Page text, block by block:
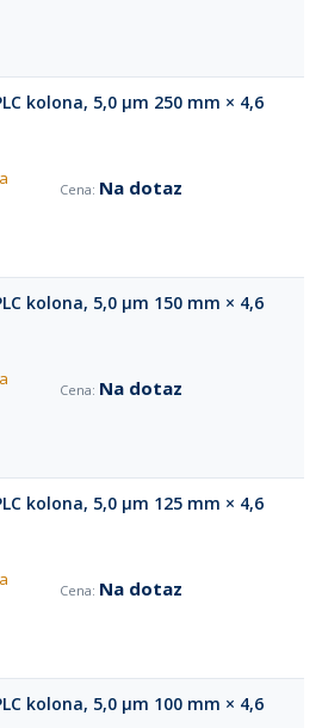
kolona, 5,0 µm 250 mm × 4,6
Na dotaz
kolona, 5,0 µm 150 mm × 4,6
Na dotaz
kolona, 5,0 µm 125 mm × 4,6
Na dotaz
kolona, 5,0 µm 100 mm × 4,6